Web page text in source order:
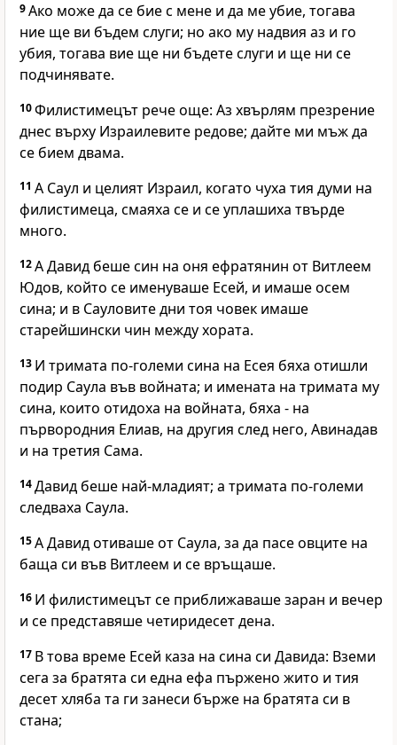
9Ако може да се бие с мене и да ме убие, тогава
ние ще ви бъдем слуги; но ако му надвия аз и го
убия, тогава вие ще ни бъдете слуги и ще ни се
подчинявате.
10Филистимецът рече още: Аз хвърлям презрение
днес върху Израилевите редове; дайте ми мъж да
се бием двама.
11 А Саул и целият Израил, когато чуха тия думи на
филистимеца, смаяха се и се уплашиха твърде
много.
12А Давид беше син на оня ефратянин от Витлеем
Юдов, който се именуваше Есей, и имаше осем
сина; и в Сауловите дни тоя човек имаше
старейшински чин между хората.
13 И тримата по-големи сина на Есея бяха отишли
подир Саула във войната; и имената на тримата му
сина, които отидоха на войната, бяха - на
първородния Елиав, на другия след него, Авинадав
и на третия Сама.
14Давид беше най-младият; а тримата по-големи
следваха Саула.
15А Давид отиваше от Саула, за да пасе овците на
баща си във Витлеем и се връщаше.
16 И филистимецът се приближаваше заран и вечер
и се представяше четиридесет дена.
17 В това време Есей каза на сина си Давида: Вземи
сега за братята си една ефа пържено жито и тия
десет хляба та ги занеси бърже на братята си в
стана;